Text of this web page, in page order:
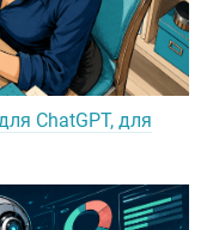
ChatGPT, для